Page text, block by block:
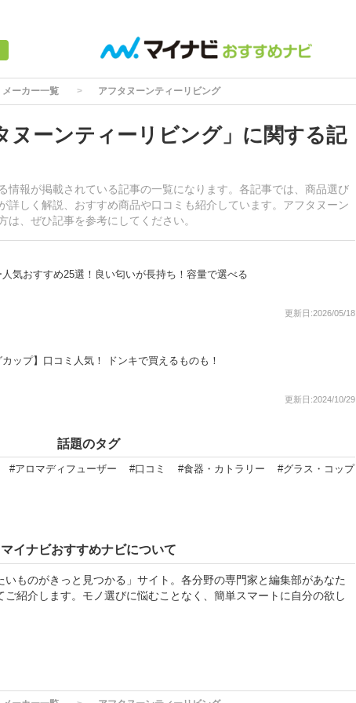
メーカー一覧 アフタヌーンティーリビング
ヌーンティーリビング」に関する記
情報が掲載されている記事の一覧になります。各記事では、商品選び
詳しく解説、おすすめ商品や口コミも紹介しています。アフタヌーン
、ぜひ記事を参考にしてください。
気おすすめ25選！良い匂いが長持ち！容量で選べる
更新日:2026/05/18
カップ】口コミ人気！ ドンキで買えるものも！
更新日:2024/10/29
話題のタグ
#アロマディフューザー #口コミ #食器・カトラリー
#グラス・コップ
マイナビおすすめナビについて
ものがきっと見つかる」サイト。各分野の専門家と編集部があなた
紹介します。モノ選びに悩むことなく、簡単スマートに自分の欲し